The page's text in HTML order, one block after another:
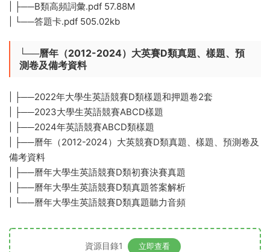
| ├──B類高頻詞彙.pdf 57.88M
| └──答題卡.pdf 505.02kb
└──曆年（2012-2024）大英賽D類真題、樣題、預
測卷及備考資料
| ├──2022年大學生英語競賽D類樣題和押題卷2套
| ├──2023大學生英語競賽ABCD樣題
| ├──2024年英語競賽ABCD類樣題
| ├──曆年（2012-2024）大英競賽D類真題、樣題、預測卷及
備考資料
| ├──曆年大學生英語競賽D類初賽決賽真題
| ├──曆年大學生英語競賽D類真題答案解析
| └──曆年大學生英語競賽D類真題聽力音頻
資源目錄1 立即查看